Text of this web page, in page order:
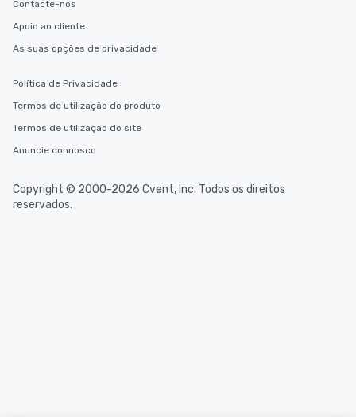
Contacte-nos
Apoio ao cliente
As suas opções de privacidade
Política de Privacidade
Termos de utilização do produto
Termos de utilização do site
Anuncie connosco
Copyright © 2000-2026 Cvent, Inc. Todos os direitos
reservados.